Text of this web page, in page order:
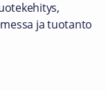
ja tuotanto